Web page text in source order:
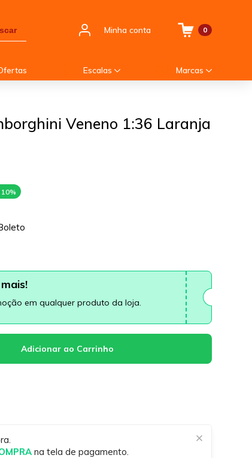
Minha conta 0
Escalas Marcas
Veneno 1:36 Laranja
10%
em qualquer produto da loja.
na tela de pagamento.